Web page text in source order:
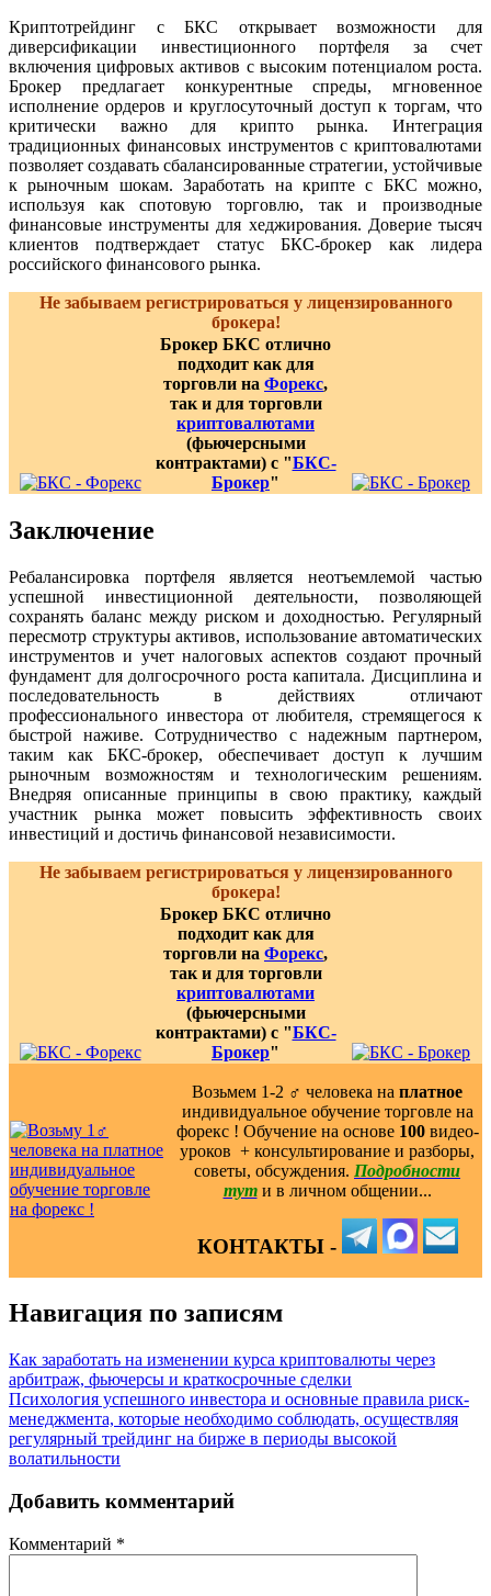
Криптотрейдинг с БКС открывает возможности для
диверсификации инвестиционного портфеля за счет
включения цифровых активов с высоким потенциалом роста.
Брокер предлагает конкурентные спреды, мгновенное
исполнение ордеров и круглосуточный доступ к торгам, что
критически важно для крипто рынка. Интеграция
традиционных финансовых инструментов с криптовалютами
позволяет создавать сбалансированные стратегии, устойчивые
к рыночным шокам. Заработать на крипте с БКС можно,
используя как спотовую торговлю, так и производные
финансовые инструменты для хеджирования. Доверие тысяч
клиентов подтверждает статус БКС-брокер как лидера
российского финансового рынка.
Не забываем регистрироваться у лицензированного
брокера!
Брокер БКС отлично
подходит как для
торговли на Форекс,
так и для торговли
криптовалютами
(фьючерсными
контрактами) с "БКС-
Брокер"
Заключение
Ребалансировка портфеля является неотъемлемой частью
успешной инвестиционной деятельности, позволяющей
сохранять баланс между риском и доходностью. Регулярный
пересмотр структуры активов, использование автоматических
инструментов и учет налоговых аспектов создают прочный
фундамент для долгосрочного роста капитала. Дисциплина и
последовательность в действиях отличают
профессионального инвестора от любителя, стремящегося к
быстрой наживе. Сотрудничество с надежным партнером,
таким как БКС-брокер, обеспечивает доступ к лучшим
рыночным возможностям и технологическим решениям.
Внедряя описанные принципы в свою практику, каждый
участник рынка может повысить эффективность своих
инвестиций и достичь финансовой независимости.
Не забываем регистрироваться у лицензированного
брокера!
Брокер БКС отлично
подходит как для
торговли на Форекс,
так и для торговли
криптовалютами
(фьючерсными
контрактами) с "БКС-
Брокер"
Возьмем 1-2 ‍♂️ человека на платное
индивидуальное обучение торговле на
форекс ! Обучение на основе 100видео-
уроков ️ + консультирование и разборы,
советы, обсуждения. Подробности
тут и в личном общении...
КОНТАКТЫ -
Навигация по записям
Как заработать на изменении курса криптовалюты через
арбитраж, фьючерсы и краткосрочные сделки
Психология успешного инвестора и основные правила риск-
менеджмента, которые необходимо соблюдать, осуществляя
регулярный трейдинг на бирже в периоды высокой
волатильности
Добавить комментарий
Комментарий *